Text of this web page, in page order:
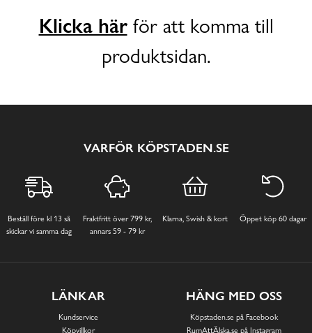
Klicka härför att komma till
produktsidan.
VARFÖR KÖPSTADEN.SE
Beställ före kl 13 så
skickar vi samma dag
Fraktfritt över 799 kr,
annars 59 - 79 kr
Klarna, Swish & kort Öppet köp 60 dagar
LÄNKAR
Kundservice
Köpvillkor
HÄNG MED OSS
Köpstaden.se på Facebook
RumAttÄlska.se på Instagram